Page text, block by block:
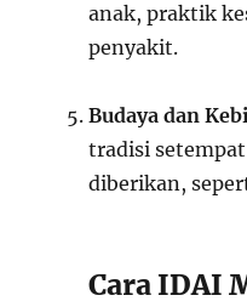
anak, praktik
penyakit.
Budaya dan
tradisi
diberikan,
Cara IDAI